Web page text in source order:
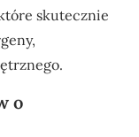
skutecznie
o